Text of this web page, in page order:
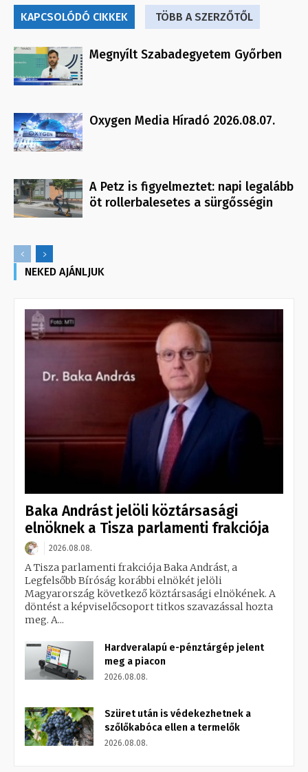
KAPCSOLÓDÓ CIKKEK TÖBB A SZERZŐTŐL
Megnyílt Szabadegyetem Győrben
Oxygen Media Híradó 2026.08.07.
A Petz is figyelmeztet: napi legalább
öt rollerbalesetes a sürgősségin
NEKED AJÁNLJUK
Baka Andrást jelöli köztársasági
elnöknek a Tisza parlamenti frakciója
2026.08.08.
A Tisza parlamenti frakciója Baka Andrást, a
Legfelsőbb Bíróság korábbi elnökét jelöli
Magyarország következő köztársasági elnökének. A
döntést a képviselőcsoport titkos szavazással hozta
meg. A...
Hardveralapú e-pénztárgép jelent
meg a piacon
2026.08.08.
Szüret után is védekezhetnek a
szőlőkabóca ellen a termelők
2026.08.08.